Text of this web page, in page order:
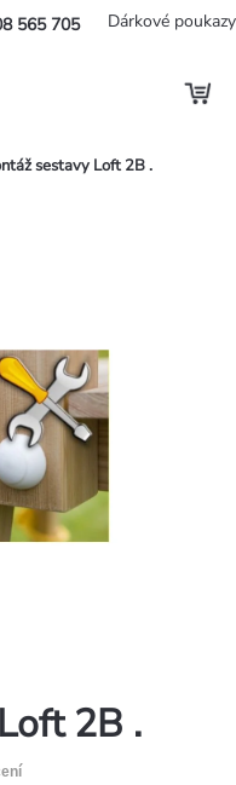
565 705 Dárkové poukazy
sestavy Loft 2B .
2B .